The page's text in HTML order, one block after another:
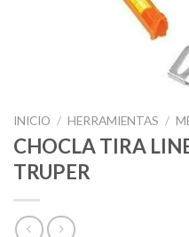
INICIO / HERRAMIENTAS /
CHOCLA TIRA
TRUPER